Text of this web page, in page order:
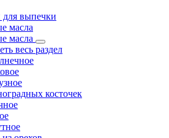
выпечки
масла
масла
весь раздел
косточек